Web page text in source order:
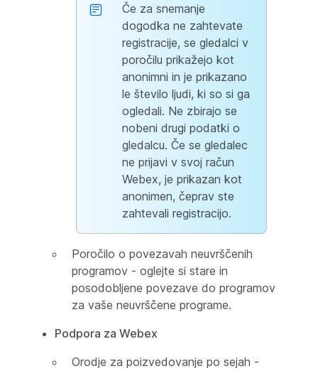
Če za snemanje
dogodka ne zahtevate
registracije, se gledalci v
poročilu prikažejo kot
anonimni in je prikazano
le število ljudi, ki so si ga
ogledali. Ne zbirajo se
nobeni drugi podatki o
gledalcu. Če se gledalec
ne prijavi v svoj račun
Webex, je prikazan kot
anonimen, čeprav ste
zahtevali registracijo.
Poročilo o povezavah neuvrščenih
programov - oglejte si stare in
posodobljene povezave do programov
za vaše neuvrščene programe.
Podpora za Webex
Orodje za poizvedovanje po sejah -